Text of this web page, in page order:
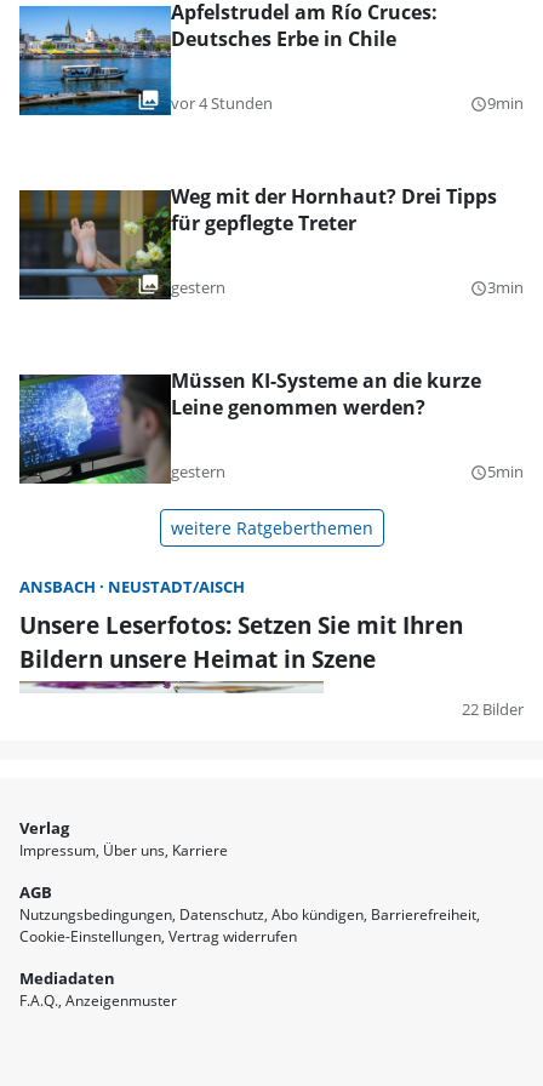
Apfelstrudel am Río Cruces:
Deutsches Erbe in Chile
vor 4 Stunden query_builder9min
Weg mit der Hornhaut? Drei Tipps
für gepflegte Treter
gestern query_builder3min
Müssen KI-Systeme an die kurze
Leine genommen werden?
gestern query_builder5min
weitere Ratgeberthemen
ANSBACH NEUSTADT/AISCH
Unsere Leserfotos: Setzen Sie mit Ihren
Bildern unsere Heimat in Szene
22 Bilder
Verlag
Impressum Über uns Karriere
AGB
Nutzungsbedingungen Datenschutz Abo kündigen Barrierefreiheit
Cookie-Einstellungen Vertrag widerrufen
Mediadaten
F.A.Q. Anzeigenmuster